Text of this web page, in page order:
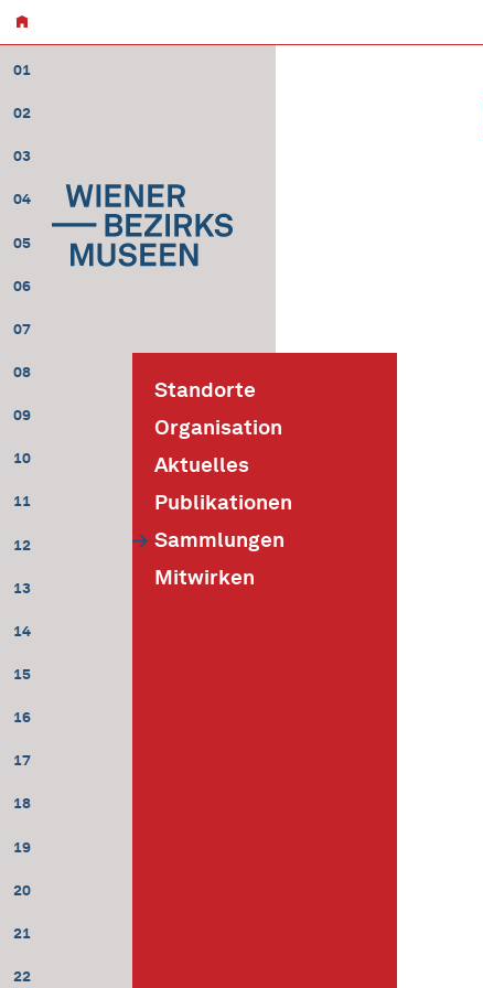
01
02
03
04
05
06
07
08
09
10
11
12
13
14
15
16
17
18
19
20
21
22
Standorte
Organisation
Aktuelles
Publikationen
Sammlungen
Mitwirken